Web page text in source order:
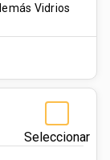
Vidrios
Seleccionar